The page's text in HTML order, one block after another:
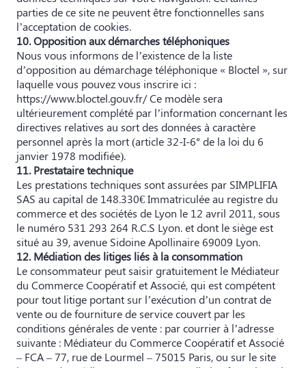
parties de ce site ne peuvent être fonctionnelles sans
l’acceptation de cookies.
10. Opposition aux démarches téléphoniques
Nous vous informons de l’existence de la liste
d’opposition au démarchage téléphonique « Bloctel », sur
laquelle vous pouvez vous inscrire ici :
https://www.bloctel.gouv.fr/Ce modèle sera
ultérieurement complété par l’information concernant les
directives relatives au sort des données à caractère
personnel après la mort (article 32-I-6° de la loi du 6
janvier 1978 modifiée).
11. Prestataire technique
Les prestations techniques sont assurées par SIMPLIFIA
SAS au capital de 148.330€ Immatriculée au registre du
commerce et des sociétés de Lyon le 12 avril 2011, sous
le numéro 531 293 264 R.C.S Lyon. et dont le siège est
situé au 39, avenue Sidoine Apollinaire 69009 Lyon.
12. Médiation des litiges liés à la consommation
Le consommateur peut saisir gratuitement le Médiateur
du Commerce Coopératif et Associé, qui est compétent
pour tout litige portant sur l’exécution d’un contrat de
vente ou de fourniture de service couvert par les
conditions générales de vente : par courrier à l’adresse
suivante : Médiateur du Commerce Coopératif et Associé
– FCA – 77, rue de Lourmel – 75015 Paris, ou sur le site